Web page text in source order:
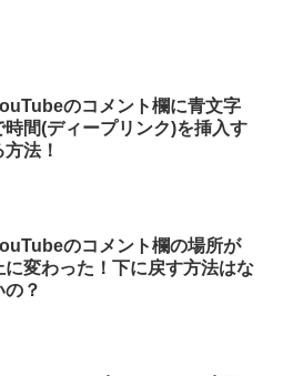
のコメント欄に青文字
時間(ディープリンク)を挿入す
方法！
のコメント欄の場所が
に変わった！下に戻す方法はな
の？